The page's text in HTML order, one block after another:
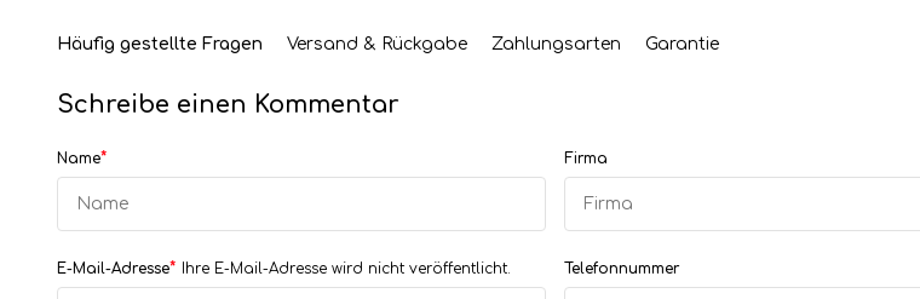
Häufig gestellte Fragen Versand & Rückgabe Zahlungsarten Garantie
Schreibe einen Kommentar
Name* Firma
E-Mail-Adresse* Ihre E-Mail-Adresse wird nicht veröffentlicht. Telefonnummer